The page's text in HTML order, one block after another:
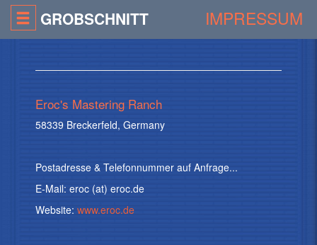
GROBSCHNITT IMPRESSUM
Eroc's Mastering Ranch
58339 Breckerfeld, Germany
Postadresse & Telefonnummer auf Anfrage...
E-Mail: eroc (at) eroc.de
Website: www.eroc.de